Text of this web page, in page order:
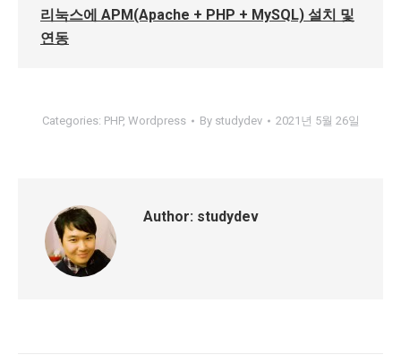
리눅스에 APM(Apache + PHP + MySQL) 설치 및
연동
Categories: PHP, Wordpress By studydev 2021년 5월 26일
Author: studydev